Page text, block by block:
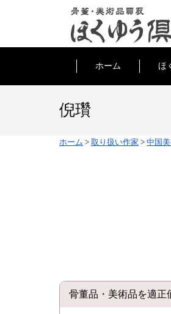
ホーム ほ
倪瓚
ホーム > 取り扱い作家 > 中国
骨董品・美術品を適正